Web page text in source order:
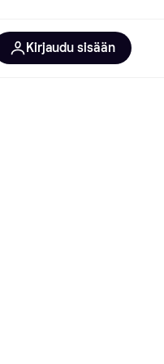
Kirjaudu sisään